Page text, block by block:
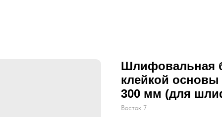
Шлифовальная
клейкой
300 мм (для
Восток 7